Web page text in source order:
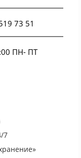
73 51
ПН- ПТ
7